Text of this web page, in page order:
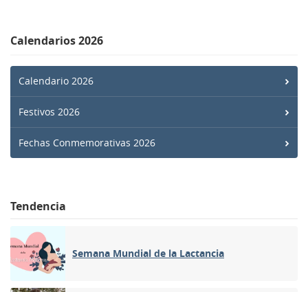
Calendarios 2026
Calendario 2026
Festivos 2026
Fechas Conmemorativas 2026
Tendencia
Semana Mundial de la Lactancia